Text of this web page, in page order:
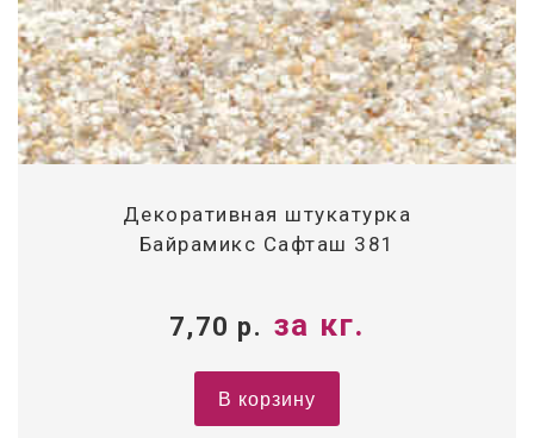
Декоративная штукатурка
Байрамикс Сафташ 381
7,70 р. за кг.
В корзину